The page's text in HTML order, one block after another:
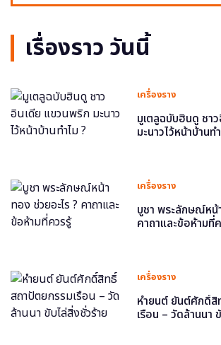
เรื่องราว วันนี้
เครื่องราง
มูเตลูฉบับฮินดู ชา
มะนาวไว้หน้าบ้านท
เครื่องราง
บูชา พระลักษณ์หน้
คาถาและข้อห้ามที่
เครื่องราง
หำยนต์ ยันต์ศักดิ์สิ
เรือน – วัดล้านนา